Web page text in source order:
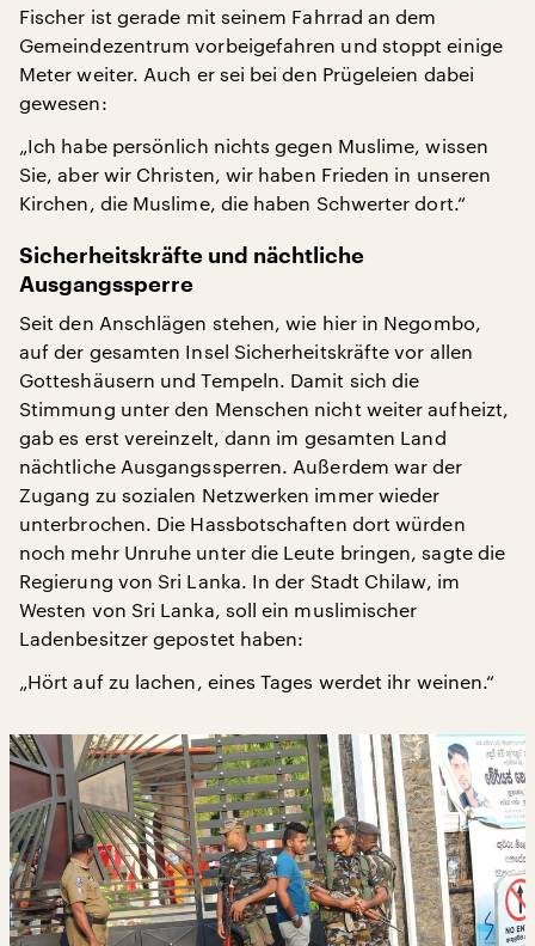
Fischer ist gerade mit seinem Fahrrad an dem
Gemeindezentrum vorbeigefahren und stoppt einige
Meter weiter. Auch er sei bei den Prügeleien dabei
gewesen:
„Ich habe persönlich nichts gegen Muslime, wissen
Sie, aber wir Christen, wir haben Frieden in unseren
Kirchen, die Muslime, die haben Schwerter dort.“
Sicherheitskräfte und nächtliche
Ausgangssperre
Seit den Anschlägen stehen, wie hier in Negombo,
auf der gesamten Insel Sicherheitskräfte vor allen
Gotteshäusern und Tempeln. Damit sich die
Stimmung unter den Menschen nicht weiter aufheizt,
gab es erst vereinzelt, dann im gesamten Land
nächtliche Ausgangssperren. Außerdem war der
Zugang zu sozialen Netzwerken immer wieder
unterbrochen. Die Hassbotschaften dort würden
noch mehr Unruhe unter die Leute bringen, sagte die
Regierung von Sri Lanka. In der Stadt Chilaw, im
Westen von Sri Lanka, soll ein muslimischer
Ladenbesitzer gepostet haben:
„Hört auf zu lachen, eines Tages werdet ihr weinen.“